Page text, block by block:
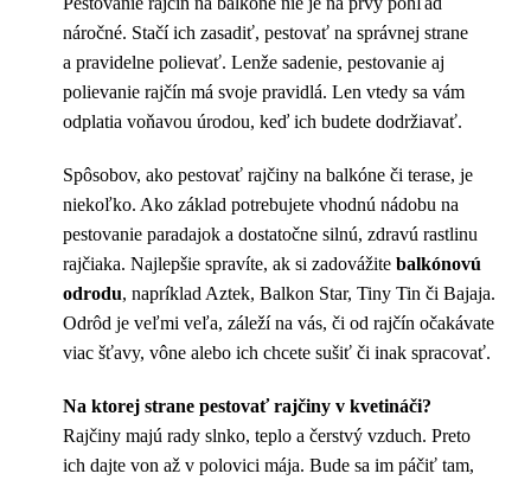
náročné. Stačí ich zasadiť, pestovať na správnej strane
a pravidelne polievať. Lenže sadenie, pestovanie aj
polievanie rajčín má svoje pravidlá. Len vtedy sa vám
odplatia voňavou úrodou, keď ich budete dodržiavať.
Spôsobov, ako pestovať rajčiny na balkóne či terase, je
niekoľko. Ako základ potrebujete vhodnú nádobu na
pestovanie paradajok a dostatočne silnú, zdravú rastlinu
rajčiaka. Najlepšie spravíte, ak si zadovážite balkónovú
odrodu, napríklad Aztek, Balkon Star, Tiny Tin či Bajaja.
Odrôd je veľmi veľa, záleží na vás, či od rajčín očakávate
viac šťavy, vône alebo ich chcete sušiť či inak spracovať.
Na ktorej strane pestovať rajčiny v kvetináči?
Rajčiny majú rady slnko, teplo a čerstvý vzduch. Preto
ich dajte von až v polovici mája. Bude sa im páčiť tam,